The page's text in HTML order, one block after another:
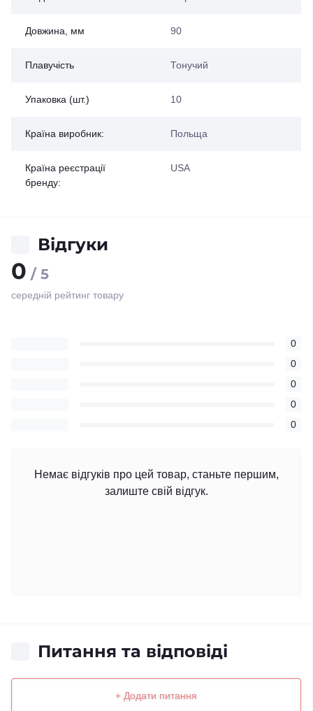
Довжина, мм 90
Плавучість Тонучий
Упаковка (шт.) 10
Країна виробник: Польща
Країна реєстрації
бренду:
USA
Відгуки
0 / 5
середній рейтинг товару
0
0
0
0
0
Немає відгуків про цей товар, станьте першим,
залиште свій відгук.
Питання та відповіді
+ Додати питання